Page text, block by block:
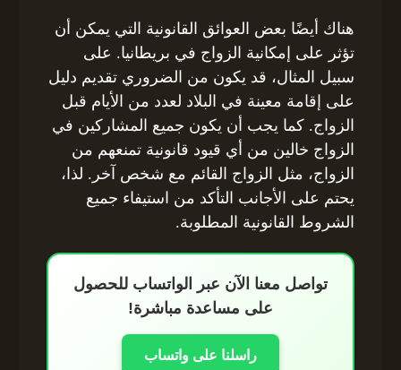
هناك أيضًا بعض العوائق القانونية التي يمكن أن
تؤثر على إمكانية الزواج في بريطانيا. على
سبيل المثال، قد يكون من الضروري تقديم دليل
على إقامة معينة في البلاد لعدد من الأيام قبل
الزواج. كما يجب أن يكون جميع المشاركين في
الزواج خالين من أي قيود قانونية تمنعهم من
الزواج، مثل الزواج القائم مع شخص آخر. لذا،
يحتم على الأجانب التأكد من استيفاء جميع
الشروط القانونية المطلوبة.
تواصل معنا الآن عبر الواتساب للحصول
على مساعدة مباشرة!
راسلنا على واتساب